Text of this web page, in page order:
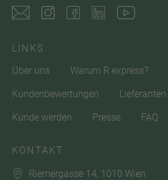
LINKS
Über uns
Warum R express?
Kundenbewertungen Lieferanten
Kunde werden Presse FAQ
KONTAKT
Riemergasse 14, 1010 Wien